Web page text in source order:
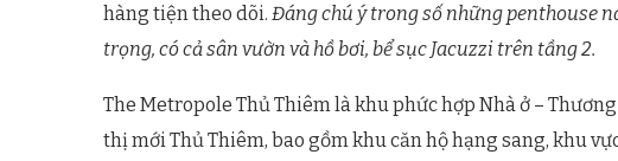
hàng tiện theo dõi. Đáng chú ý trong số những penthouse
trọng, có cả sân vườn và hồ bơi, bể sục Jacuzzi trên tầng 2.
The Metropole Thủ Thiêm là khu phức hợp Nhà ở –
thị mới Thủ Thiêm, bao gồm khu căn hộ hạng sang, khu